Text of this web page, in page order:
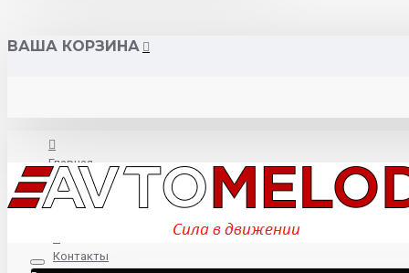
ВАША КОРЗИНА
Главная
О нас
Контакты